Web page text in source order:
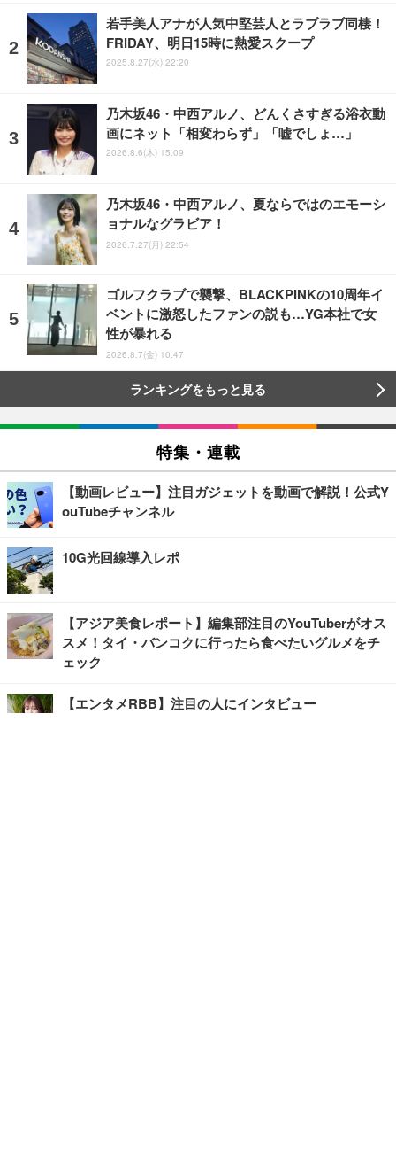
若手美人アナが人気中堅芸人とラブラブ同棲！
FRIDAY、明日15時に熱愛スクープ
2025.8.27(水) 22:20
乃木坂46・中西アルノ、どんくさすぎる浴衣動
画にネット「相変わらず」「嘘でしょ…」
2026.8.6(木) 15:09
乃木坂46・中西アルノ、夏ならではのエモーシ
ョナルなグラビア！
2026.7.27(月) 22:54
ゴルフクラブで襲撃、BLACKPINKの10周年イ
ベントに激怒したファンの説も…YG本社で女
性が暴れる
2026.8.7(金) 10:47
ランキングをもっと見る
特集・連載
【動画レビュー】注目ガジェットを動画で解説！公式Y
ouTubeチャンネル
10G光回線導入レポ
【アジア美食レポート】編集部注目のYouTuberがオス
スメ！タイ・バンコクに行ったら食べたいグルメをチ
ェック
【エンタメRBB】注目の人にインタビュー